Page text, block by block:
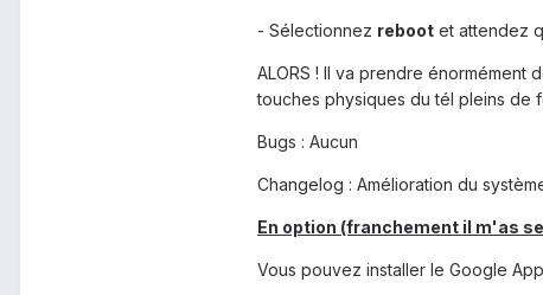
- Sélectionnez reboot et attendez
ALORS ! Il va prendre
touches physiques du tél pleins de
Bugs : Aucun
Changelog : Amélioration du
En option (franchement il m'as
Vous pouvez installer le Google